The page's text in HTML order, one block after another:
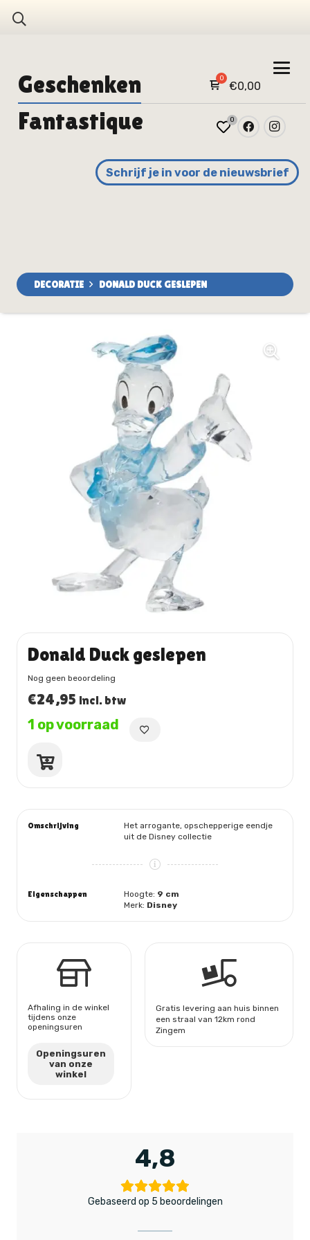
Geschenken €0,00
Fantastique 0
Schrijf je in voor de nieuwsbrief
DECORATIE DONALD DUCK GESLEPEN
Donald Duck geslepen
Nog geen beoordeling
€24,95 incl. btw
1 op voorraad
Donald
Omschrijving
Het arrogante, opschepperige eendje
uit de Disney collectie
Eigenschappen Hoogte: 9 cm
Merk: Disney
Afhaling in de winkel
tijdens onze
openingsuren
Openingsuren
van onze
winkel
Gratis levering aan huis binnen
een straal van 12km rond
Zingem
4,8
Gebaseerd op 5 beoordelingen